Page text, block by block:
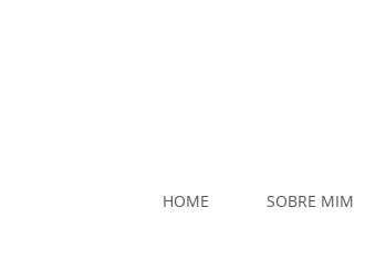
HOME SOBRE MIM